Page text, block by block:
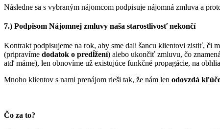
Následne sa s vybraným nájomcom podpisuje nájomná zmluva a
7.) Podpisom Nájomnej zmluvy naša starostlivosť nekončí
Kontrakt podpisujeme na rok, aby sme dali šancu klientovi zistiť, či
(pripravíme dodatok o predĺžení) alebo ukončiť zmluvu, čo
atď máme), len obnovíme už existujúce funkčné propagácie, na
Mnoho klientov s nami prenájom rieši tak, že nám len odovzdá
Čo za to?